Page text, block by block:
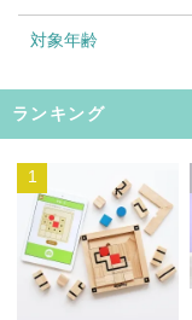
対象年齢
ランキング
1